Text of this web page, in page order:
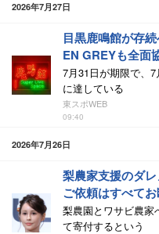
2026年7月27日
目黒鹿鳴館が存
EN GREYも全面
7月31日が期限で、
に達している
東スポWEB
09:40
2026年7月26日
梨農家支援のダ
ご依頼はすべてお
梨農園とワサビ農家
て寄付するという